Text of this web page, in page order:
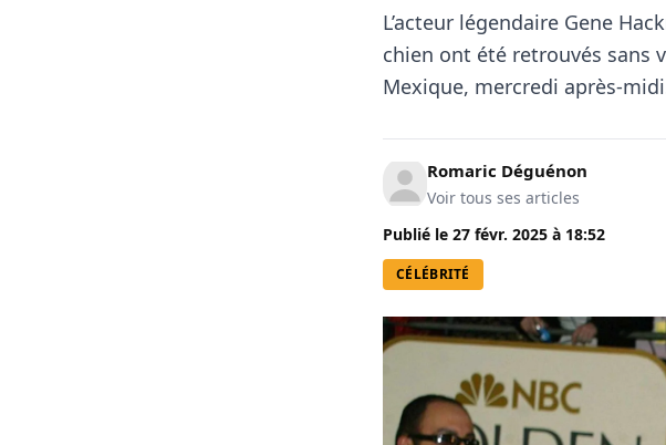
L’acteur légendaire Gene
chien ont été retrouvés sans
Mexique, mercredi après-
Romaric Déguénon
Voir tous ses articles
Publié le 27 févr. 2025 à 18:52
CÉLÉBRITÉ